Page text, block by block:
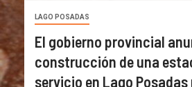
LAGO POSADAS
El gobierno provincial
construcción de una
servicio en Lago Posadas